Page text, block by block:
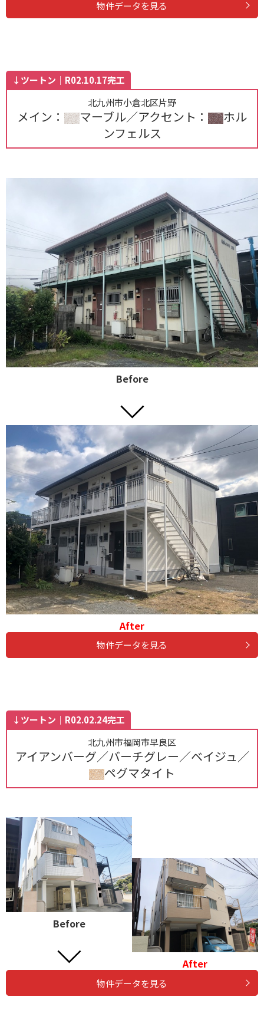
物件データを見る
↓ツートン｜R02.10.17完工
北九州市小倉北区片野
メイン： マーブル／アクセント：
ホル
ンフェルス
Before
After
物件データを見る
↓ツートン｜R02.02.24完工
北九州市福岡市早良区
アイアンバーグ／バーチグレー／ベイジュ／
ペグマタイト
Before
After
物件データを見る